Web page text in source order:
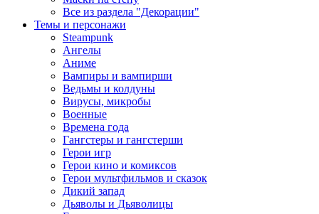
Все из раздела "Декорации"
Темы и персонажи
Steampunk
Ангелы
Аниме
Вампиры и вампирши
Ведьмы и колдуны
Вирусы, микробы
Военные
Времена года
Гангстеры и гангстерши
Герои игр
Герои кино и комиксов
Герои мультфильмов и сказок
Дикий запад
Дьяволы и Дьяволицы